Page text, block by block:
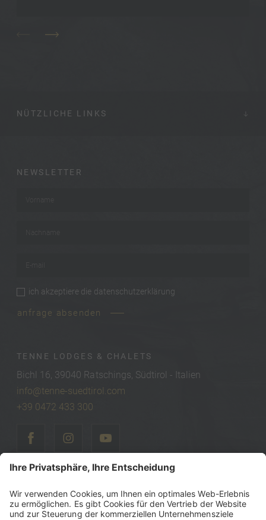
NÜTZLICHE LINKS
NEWSLETTER
privacy
ich akzeptiere die datenschutzerklärung
anfrage absenden
TENNE LODGES & CHALETS
Bichl 16, 39040 Ratschings, Südtirol - Italien
info@tenne-suedtirol.com
+39 0472 433 300